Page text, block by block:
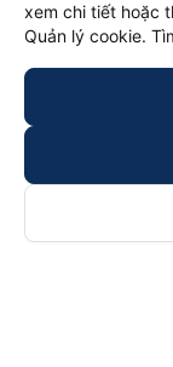
xem chi tiết hoặc
Quản lý cookie.